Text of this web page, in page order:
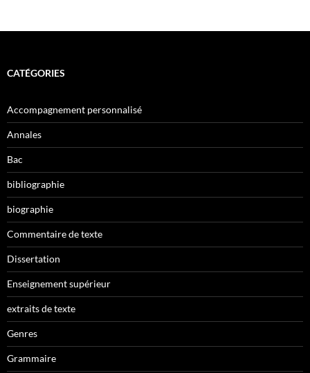
CATÉGORIES
Accompagnement personnalisé
Annales
Bac
bibliographie
biographie
Commentaire de texte
Dissertation
Enseignement supérieur
extraits de texte
Genres
Grammaire